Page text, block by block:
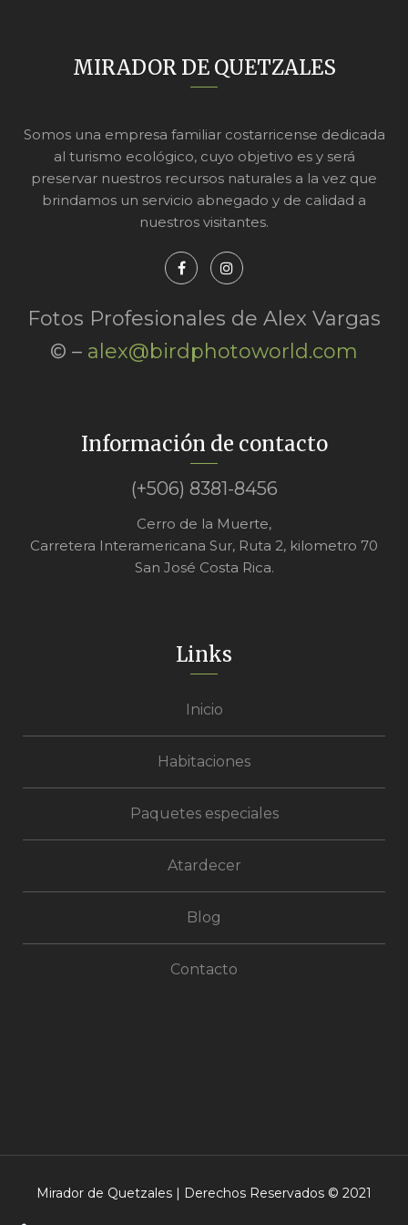
MIRADOR DE QUETZALES
Somos una empresa familiar costarricense dedicada
al turismo ecológico, cuyo objetivo es y será
preservar nuestros recursos naturales a la vez que
brindamos un servicio abnegado y de calidad a
nuestros visitantes.
Fotos Profesionales de Alex Vargas
© – alex@birdphotoworld.com
Información de contacto
(+506) 8381-8456
Cerro de la Muerte,
Carretera Interamericana Sur, Ruta 2, kilometro 70
San José Costa Rica.
Links
Inicio
Habitaciones
Paquetes especiales
Atardecer
Blog
Contacto
Mirador de Quetzales | Derechos Reservados © 2021